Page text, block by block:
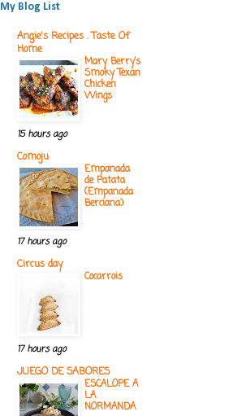
My Blog List
Angie's Recipes . Taste Of
Home
Mary Berry’s
Smoky Texan
Chicken
Wings
15 hours ago
Comoju
Empanada
de Patata
(Empanada
Berciana)
17 hours ago
Circus day
Cocarrois
17 hours ago
JUEGO DE SABORES
ESCALOPE A
LA
NORMANDA